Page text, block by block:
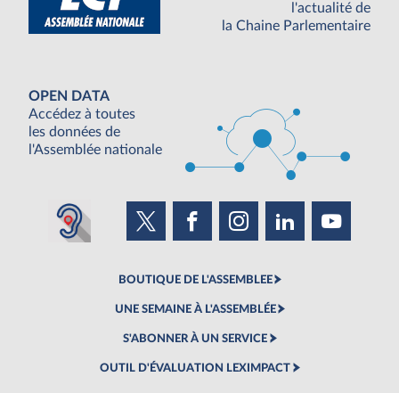
l'actualité de
la Chaine Parlementaire
OPEN DATA
Accédez à toutes
les données de
l'Assemblée nationale
BOUTIQUE DE L'ASSEMBLEE
UNE SEMAINE À L'ASSEMBLÉE
S'ABONNER À UN SERVICE
OUTIL D'ÉVALUATION LEXIMPACT